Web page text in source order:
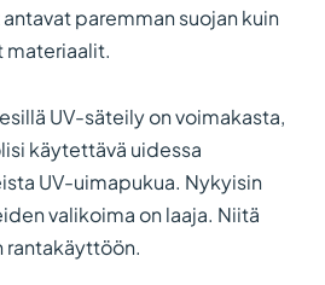
paremman suojan kuin
materiaalit.
UV-säteily on voimakasta,
käytettävä uidessa
UV-uimapukua. Nykyisin
valikoima on laaja. Niitä
rantakäyttöön.